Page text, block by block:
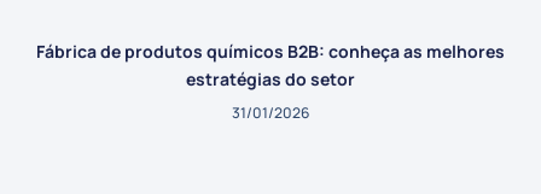
Fábrica de produtos químicos B2B: conheça as melhores
estratégias do setor
31/01/2026